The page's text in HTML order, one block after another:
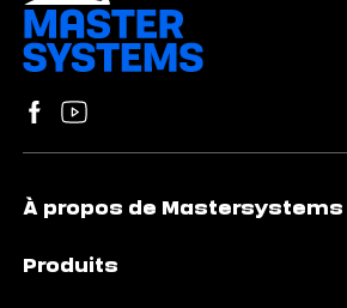
Suivez-nous sur Facebook
Visitez notre chaîne YouTube
À propos de Mastersystems
Produits